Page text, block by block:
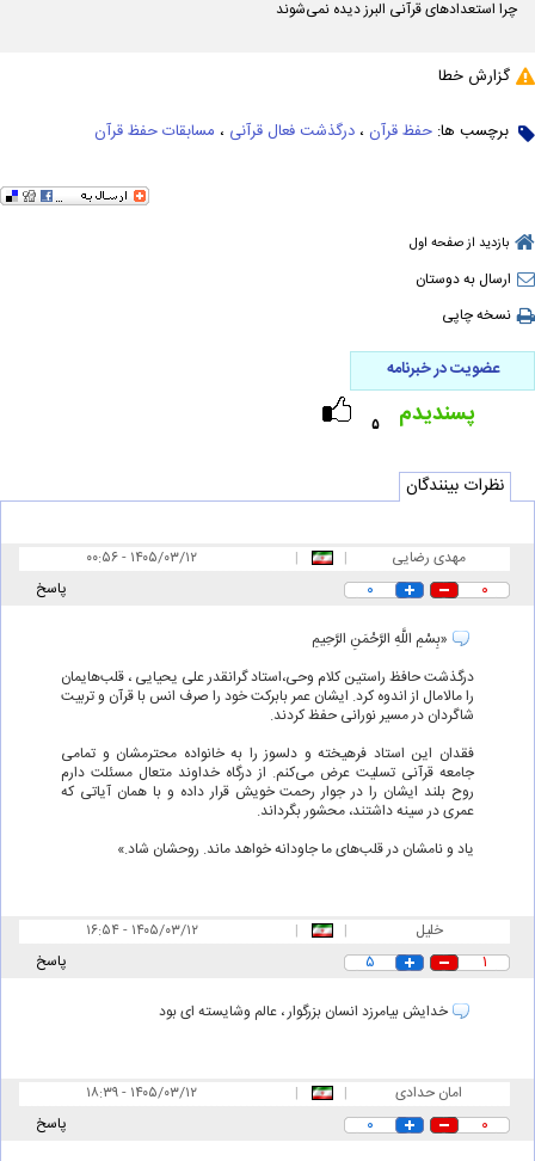
چرا استعدادهای قرآنی البرز دیده نمی‌شوند
گزارش خطا
برچسب ها: حفظ قرآن ، درگذشت فعال قرآنی ، مسابقات حفظ قرآن
بازدید از صفحه اول
ارسال به دوستان
نسخه چاپی
عضویت در خبرنامه
۵ پسندیدم
نظرات بینندگان
مهدی رضایی |
| ۰۰:۵۶ - ۱۴۰۵/۰۳/۱۲
۰ ۰ پاسخ
«بِسْمِ اللَّهِ الرَّحْمَنِ الرَّحِيمِ
درگذشت حافظ راستین کلام وحی،استاد گرانقدر علی یحیایی ، قلب‌هایمان
را مالامال از اندوه کرد. ایشان عمر بابرکت خود را صرف انس با قرآن و تربیت
شاگردان در مسیر نورانی حفظ کردند.
فقدان این استاد فرهیخته و دلسوز را به خانواده محترمشان و تمامی
جامعه قرآنی تسلیت عرض می‌کنم. از درگاه خداوند متعال مسئلت دارم
روح بلند ایشان را در جوار رحمت خویش قرار داده و با همان آیاتی که
عمری در سینه داشتند، محشور بگرداند.
یاد و نامشان در قلب‌های ما جاودانه خواهد ماند. روحشان شاد.»
خلیل |
| ۱۶:۵۴ - ۱۴۰۵/۰۳/۱۲
۱ ۵ پاسخ
خدایش بیامرزد انسان بزرگوار ، عالم وشایسته ای بود
امان حدادی |
| ۱۸:۳۹ - ۱۴۰۵/۰۳/۱۲
۰ ۰ پاسخ